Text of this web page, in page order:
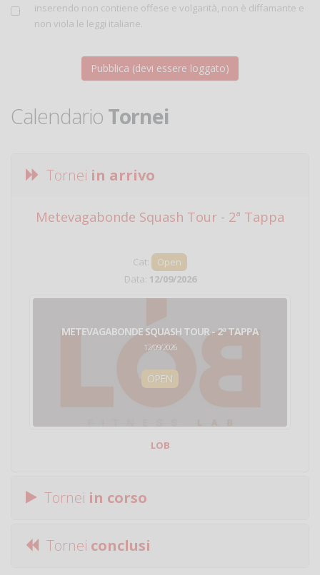
inserendo non contiene offese e volgarità, non è diffamante e
non viola le leggi italiane.
Calendario Tornei
Tornei in arrivo
Metevagabonde Squash Tour - 2ª Tappa
Cat:
Open
Data: 12/09/2026
METEVAGABONDE SQUASH TOUR - 2ª TAPPA
12/09/2026
OPEN
LOB
Tornei in corso
Tornei conclusi